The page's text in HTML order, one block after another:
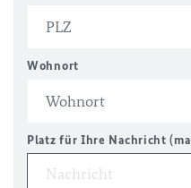
Wohnort
Platz für Ihre Nachricht